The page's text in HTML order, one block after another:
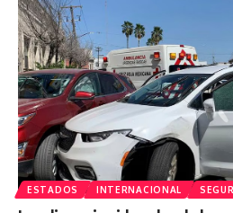
ESTADOS INTERNACIONAL